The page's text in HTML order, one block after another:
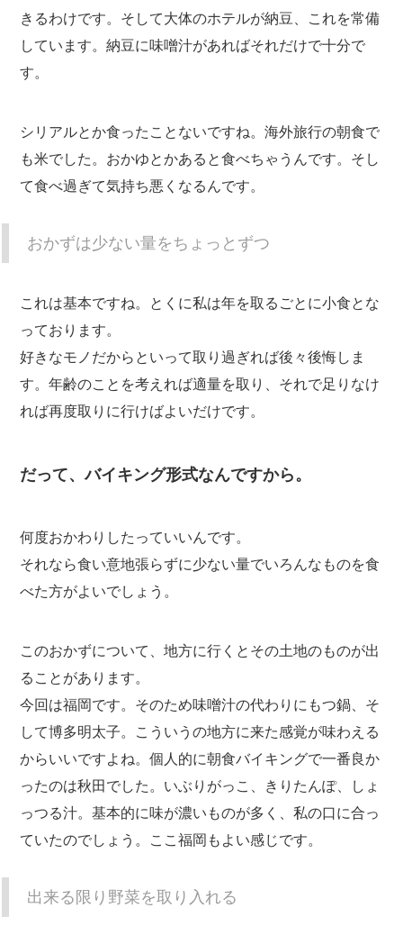
きるわけです。そして大体のホテルが納豆、これを常備
しています。納豆に味噌汁があればそれだけで十分で
す。
シリアルとか食ったことないですね。海外旅行の朝食で
も米でした。おかゆとかあると食べちゃうんです。そし
て食べ過ぎて気持ち悪くなるんです。
おかずは少ない量をちょっとずつ
これは基本ですね。とくに私は年を取るごとに小食とな
っております。
好きなモノだからといって取り過ぎれば後々後悔しま
す。年齢のことを考えれば適量を取り、それで足りなけ
れば再度取りに行けばよいだけです。
だって、バイキング形式なんですから。
何度おかわりしたっていいんです。
それなら食い意地張らずに少ない量でいろんなものを食
べた方がよいでしょう。
このおかずについて、地方に行くとその土地のものが出
ることがあります。
今回は福岡です。そのため味噌汁の代わりにもつ鍋、そ
して博多明太子。こういうの地方に来た感覚が味わえる
からいいですよね。個人的に朝食バイキングで一番良か
ったのは秋田でした。いぶりがっこ、きりたんぽ、しょ
っつる汁。基本的に味が濃いものが多く、私の口に合っ
ていたのでしょう。ここ福岡もよい感じです。
出来る限り野菜を取り入れる